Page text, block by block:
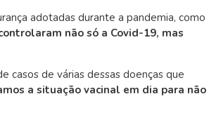
adotadas durante a pandemia, como
não só a Covid-19, mas
casos de várias dessas doenças que
a situação vacinal em dia para não